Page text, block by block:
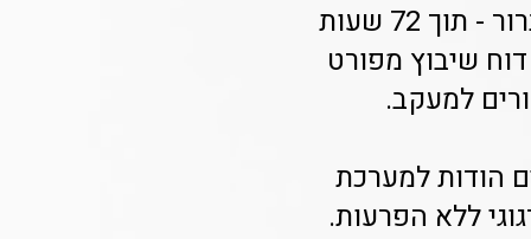
**איך מתבצע שיבוץ המורים?** המערכת שלנו מבוססת על SLA ברור - תוך 72 שעות
שיבוץ מפורט
למעקב.
תיאומים הודות למערכת
ללא הפרעות.